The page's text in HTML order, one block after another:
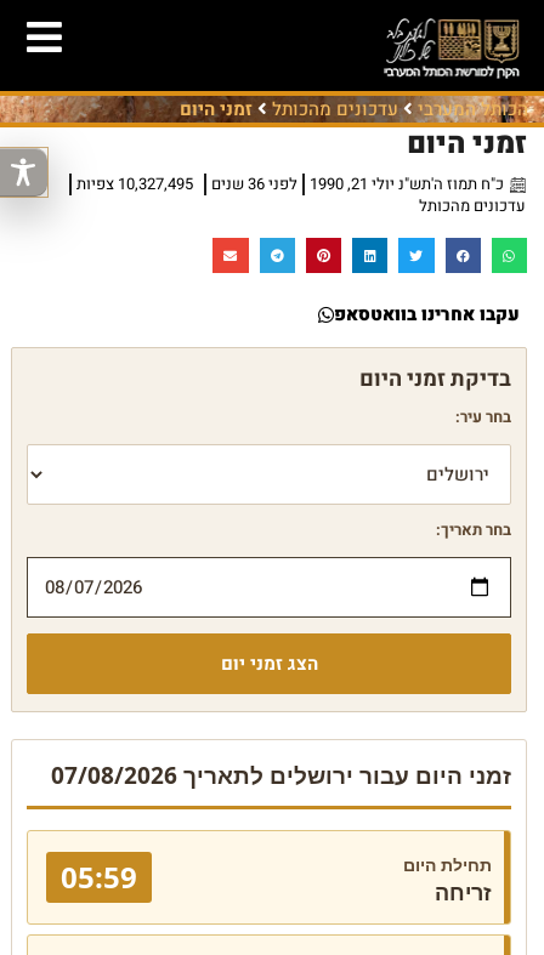
הכותל המערבי עדכונים מהכותל זמני היום
זמני היום
כ"ח תמוז ה'תש"נ יולי 21, 1990 לפני 36 שנים
10,327,495 צפיות
עדכונים מהכותל
עקבו אחרינו בוואטסאפ
בחר עיר:
בחר תאריך:
הצג זמני יום
זמני היום עבור ירושלים לתאריך 07/08/2026
תחילת היום
זריחה 05:59